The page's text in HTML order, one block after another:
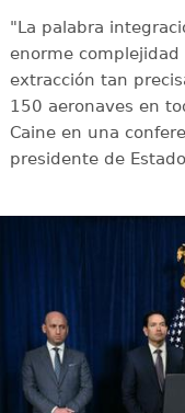
"La palabra
enorme
extracción tan
150 aeronaves en
Caine en una
presidente de